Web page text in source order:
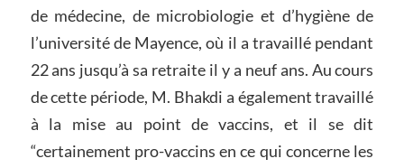
de médecine, de microbiologie et d’hygiène de
l’université de Mayence, où il a travaillé pendant
22 ans jusqu’à sa retraite il y a neuf ans. Au cours
de cette période, M. Bhakdi a également travaillé
à la mise au point de vaccins, et il se dit
“certainement pro-vaccins en ce qui concerne les